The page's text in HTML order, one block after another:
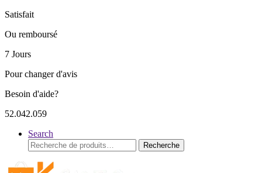
Satisfait
Ou remboursé
7 Jours
Pour changer d'avis
Besoin d'aide?
52.042.059
Search
Recherche
pour :
Recherche